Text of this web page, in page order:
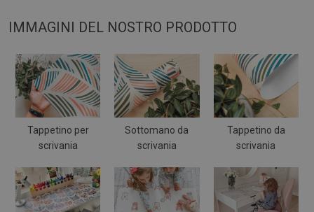
IMMAGINI DEL NOSTRO PRODOTTO
Tappetino per
scrivania
Sottomano da
scrivania
Tappetino da
scrivania